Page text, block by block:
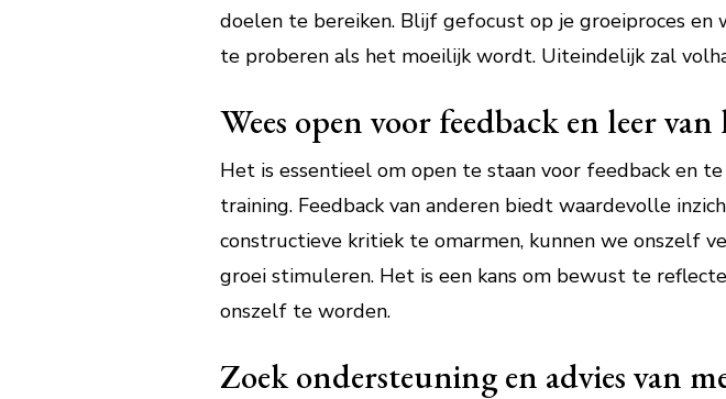
doelen te bereiken. Blijf gefocust op je groeiproces
te proberen als het moeilijk wordt. Uiteindelijk zal
Wees open voor feedback en leer
Het is essentieel om open te staan voor feedback en
training. Feedback van anderen biedt waardevolle
constructieve kritiek te omarmen, kunnen we onszelf
groei stimuleren. Het is een kans om bewust te
onszelf te worden.
Zoek ondersteuning en advies van